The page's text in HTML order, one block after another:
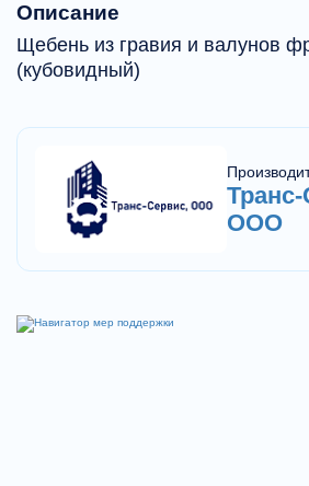
Описание
Щебень из гравия и валунов
(кубовидный)
ООО